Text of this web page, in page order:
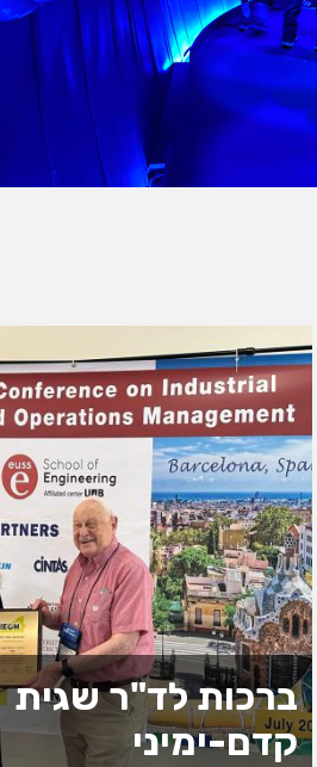
ברכות לד"ר שגית
קדם-ימיני